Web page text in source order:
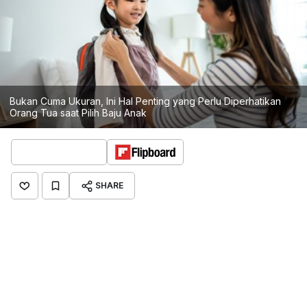
Bukan Cuma Ukuran, Ini Hal Penting yang Perlu Diperhatikan
Orang Tua saat Pilih Baju Anak
SHARE